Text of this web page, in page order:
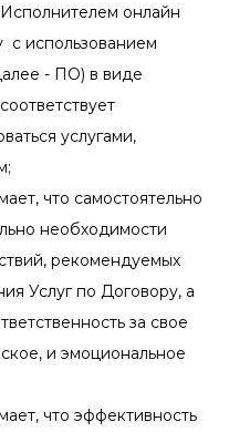
онлайн
с использованием
- ПО) в виде
услугами,
что самостоятельно
необходимости
рекомендуемых
Услуг по Договору, а
за свое
и эмоциональное
что эффективность